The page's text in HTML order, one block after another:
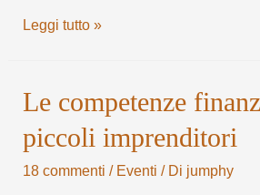
Leggi tutto »
Le competenze
piccoli imprenditori
18 commenti / Eventi / Di jumphy